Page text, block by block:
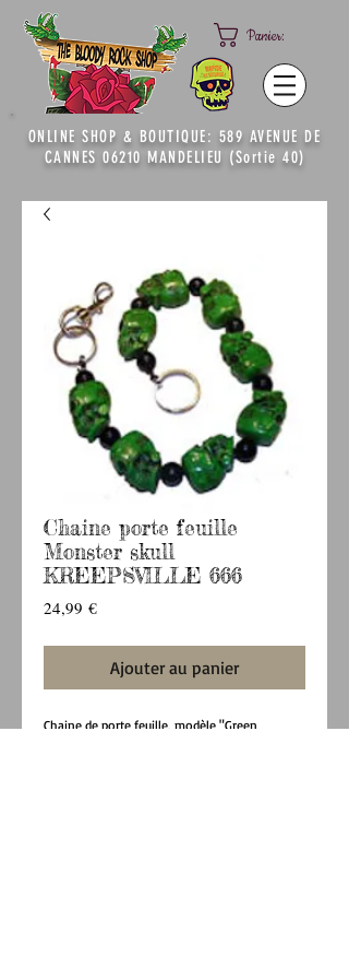
Panier:
ONLINE SHOP & BOUTIQUE: 589 AVENUE DE
CANNES 06210 MANDELIEU (Sortie 40)
Chaine porte feuille
Monster skull
KREEPSVILLE 666
24,99 €Prix
Ajouter au panier
Chaine de porte feuille, modèle "Green